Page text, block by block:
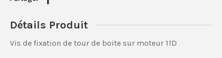
Détails Produit
Vis de fixation de tour de boite sur moteur 11D